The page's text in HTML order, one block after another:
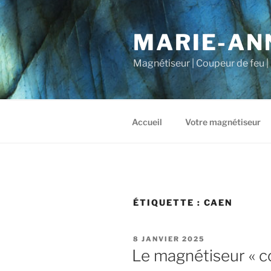
Aller
au
contenu
principal
MARIE-
Magnétiseur | Coupeur de feu
Accueil Votre magnétiseur
ÉTIQUETTE : CAEN
PUBLIÉ
LE
8 JANVIER 2025
Le magnétiseur «